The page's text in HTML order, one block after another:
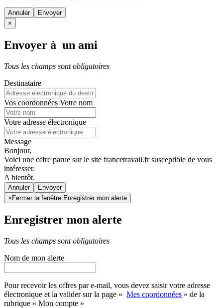
Annuler
×
Envoyer à un ami
Tous les champs sont obligatoires
Destinataire
Vos coordonnées Votre nom
Votre adresse électronique
Message
Bonjour,
Voici une offre parue sur le site francetravail.fr susceptible de vous
intéresser.
A bientôt.
Annuler
× Fermer la fenêtre Enregistrer mon alerte
Enregistrer mon alerte
Tous les champs sont obligatoires
Nom de mon alerte
Pour recevoir les offres par e-mail, vous devez saisir votre adresse
électronique et la valider sur la page « Mes coordonnées » de la
rubrique « Mon compte »